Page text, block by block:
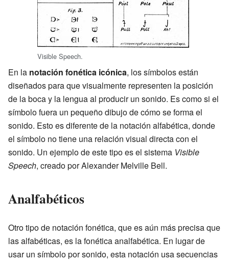
Visible Speech.
En la notación fonética icónica, los símbolos están
diseñados para que visualmente representen la posición
de la boca y la lengua al producir un sonido. Es como si el
símbolo fuera un pequeño dibujo de cómo se forma el
sonido. Esto es diferente de la notación alfabética, donde
el símbolo no tiene una relación visual directa con el
sonido. Un ejemplo de este tipo es el sistema Visible
Speech, creado por Alexander Melville Bell.
Analfabéticos
Otro tipo de notación fonética, que es aún más precisa que
las alfabéticas, es la fonética analfabética. En lugar de
usar un símbolo por sonido, esta notación usa secuencias